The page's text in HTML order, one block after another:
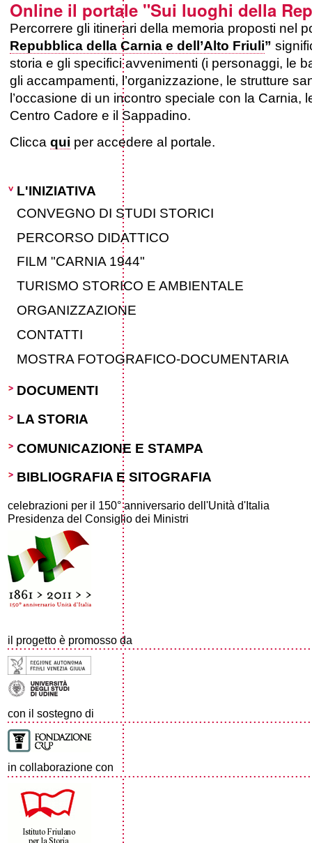
Salta
ai
contenuti.
|
Salta
alla
navigazione
Strumenti
personali
Online il portale "Sui luoghi della
Percorrere gli itinerari della memoria proposti nel
Repubblica della Carnia e dell’Alto Friuli”
storia e gli specifici avvenimenti (i personaggi, le
gli accampamenti, l’organizzazione, le strutture
l’occasione di un incontro speciale con la Carnia,
Centro Cadore e il Sappadino.
Clicca qui per accedere al portale.
L'INIZIATIVA
CONVEGNO DI STUDI STORICI
PERCORSO DIDATTICO
FILM "CARNIA 1944"
TURISMO STORICO E AMBIENTALE
ORGANIZZAZIONE
CONTATTI
MOSTRA FOTOGRAFICO-DOCUMENTARIA
DOCUMENTI
LA STORIA
COMUNICAZIONE E STAMPA
BIBLIOGRAFIA E SITOGRAFIA
celebrazioni per il 150° anniversario dell'Unità d'Italia
Presidenza del Consiglio dei Ministri
il progetto è promosso da
con il sostegno di
in collaborazione con